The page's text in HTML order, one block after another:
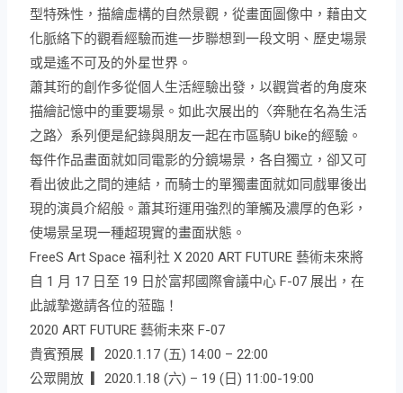
型特殊性，描繪虛構的自然景觀，從畫面圖像中，藉由文
化脈絡下的觀看經驗而進一步聯想到一段文明、歷史場景
或是遙不可及的外星世界。
蕭其珩的創作多從個人生活經驗出發，以觀賞者的角度來
描繪記憶中的重要場景。如此次展出的〈奔馳在名為生活
之路〉系列便是紀錄與朋友一起在市區騎U bike的經驗。
每件作品畫面就如同電影的分鏡場景，各自獨立，卻又可
看出彼此之間的連結，而騎士的單獨畫面就如同戲畢後出
現的演員介紹般。蕭其珩運用強烈的筆觸及濃厚的色彩，
使場景呈現一種超現實的畫面狀態。
FreeS Art Space 福利社 X 2020 ART FUTURE 藝術未來將
自 1 月 17 日至 19 日於富邦國際會議中心 F-07 展出，在
此誠摯邀請各位的蒞臨！
2020 ART FUTURE 藝術未來 F-07
貴賓預展 ▎2020.1.17 (五) 14:00 – 22:00
公眾開放 ▎2020.1.18 (六) – 19 (日) 11:00-19:00